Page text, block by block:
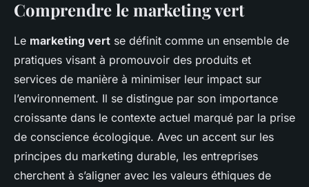
Marketing vert : comment être
authentique et éviter le
greenwashing
Comprendre le marketing vert
Le marketing vert se définit comme un ensemble de
pratiques visant à promouvoir des produits et
services de manière à minimiser leur impact sur
l’environnement. Il se distingue par son importance
croissante dans le contexte actuel marqué par la prise
de conscience écologique. Avec un accent sur les
principes du marketing durable, les entreprises
cherchent à s’aligner avec les valeurs éthiques de